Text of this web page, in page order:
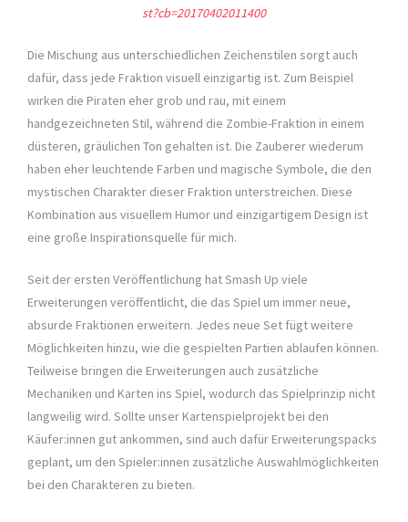
st?cb=20170402011400
Die Mischung aus unterschiedlichen Zeichenstilen sorgt auch
dafür, dass jede Fraktion visuell einzigartig ist. Zum Beispiel
wirken die Piraten eher grob und rau, mit einem
handgezeichneten Stil, während die Zombie-Fraktion in einem
düsteren, gräulichen Ton gehalten ist. Die Zauberer wiederum
haben eher leuchtende Farben und magische Symbole, die den
mystischen Charakter dieser Fraktion unterstreichen. Diese
Kombination aus visuellem Humor und einzigartigem Design ist
eine große Inspirationsquelle für mich.
Seit der ersten Veröffentlichung hat Smash Up viele
Erweiterungen veröffentlicht, die das Spiel um immer neue,
absurde Fraktionen erweitern. Jedes neue Set fügt weitere
Möglichkeiten hinzu, wie die gespielten Partien ablaufen können.
Teilweise bringen die Erweiterungen auch zusätzliche
Mechaniken und Karten ins Spiel, wodurch das Spielprinzip nicht
langweilig wird. Sollte unser Kartenspielprojekt bei den
Käufer:innen gut ankommen, sind auch dafür Erweiterungspacks
geplant, um den Spieler:innen zusätzliche Auswahlmöglichkeiten
bei den Charakteren zu bieten.